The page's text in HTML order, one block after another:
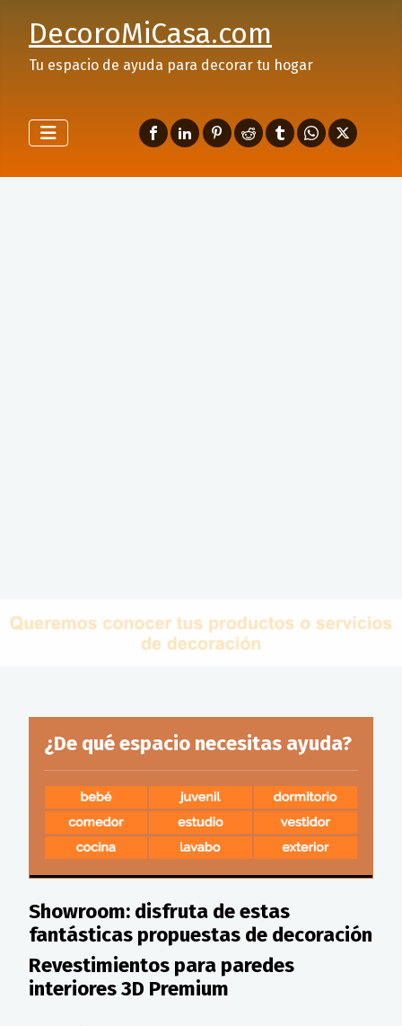
DecoroMiCasa.com
Tu espacio de ayuda para decorar tu hogar
¿De qué espacio necesitas ayuda?
Showroom: disfruta de estas
fantásticas propuestas de decoración
Revestimientos para paredes
interiores 3D Premium